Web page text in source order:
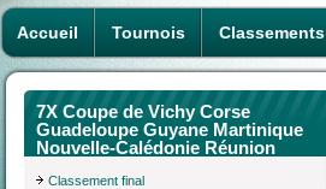
Accueil Tournois Classements
7X Coupe de Vichy Corse
Guadeloupe Guyane Martinique
Nouvelle-Calédonie Réunion
Classement final